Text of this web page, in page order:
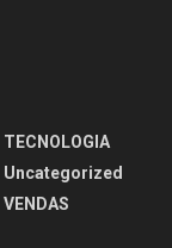
TECNOLOGIA
Uncategorized
VENDAS